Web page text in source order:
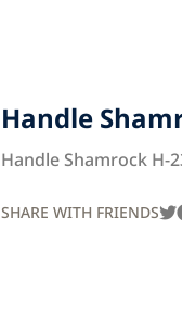
Handle
Handle Shamrock H-
SHARE WITH FRIENDS